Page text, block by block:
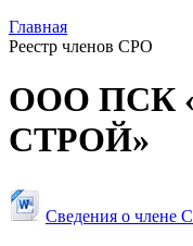
Главная
Реестр членов СРО
ООО ПСК
СТРОЙ»
Сведения о члене